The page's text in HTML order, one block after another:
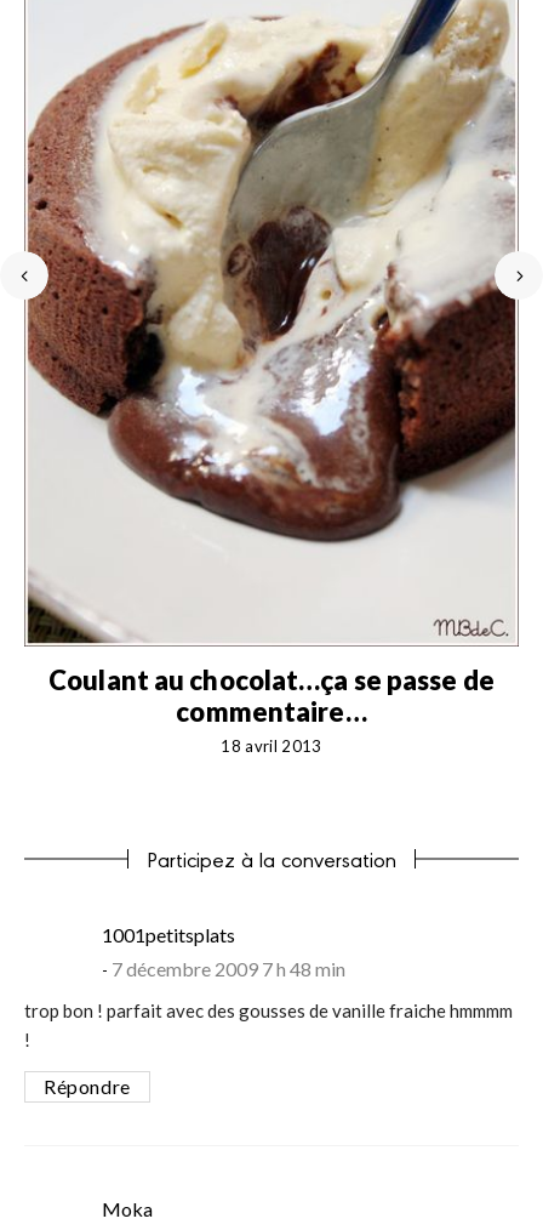
Coulant au chocolat…ça se passe de
commentaire…
18 avril 2013
Participez à la conversation
1001petitsplats
7 décembre 2009 7 h 48 min
trop bon ! parfait avec des gousses de vanille fraiche hmmmm
!
Répondre
Mokasays: